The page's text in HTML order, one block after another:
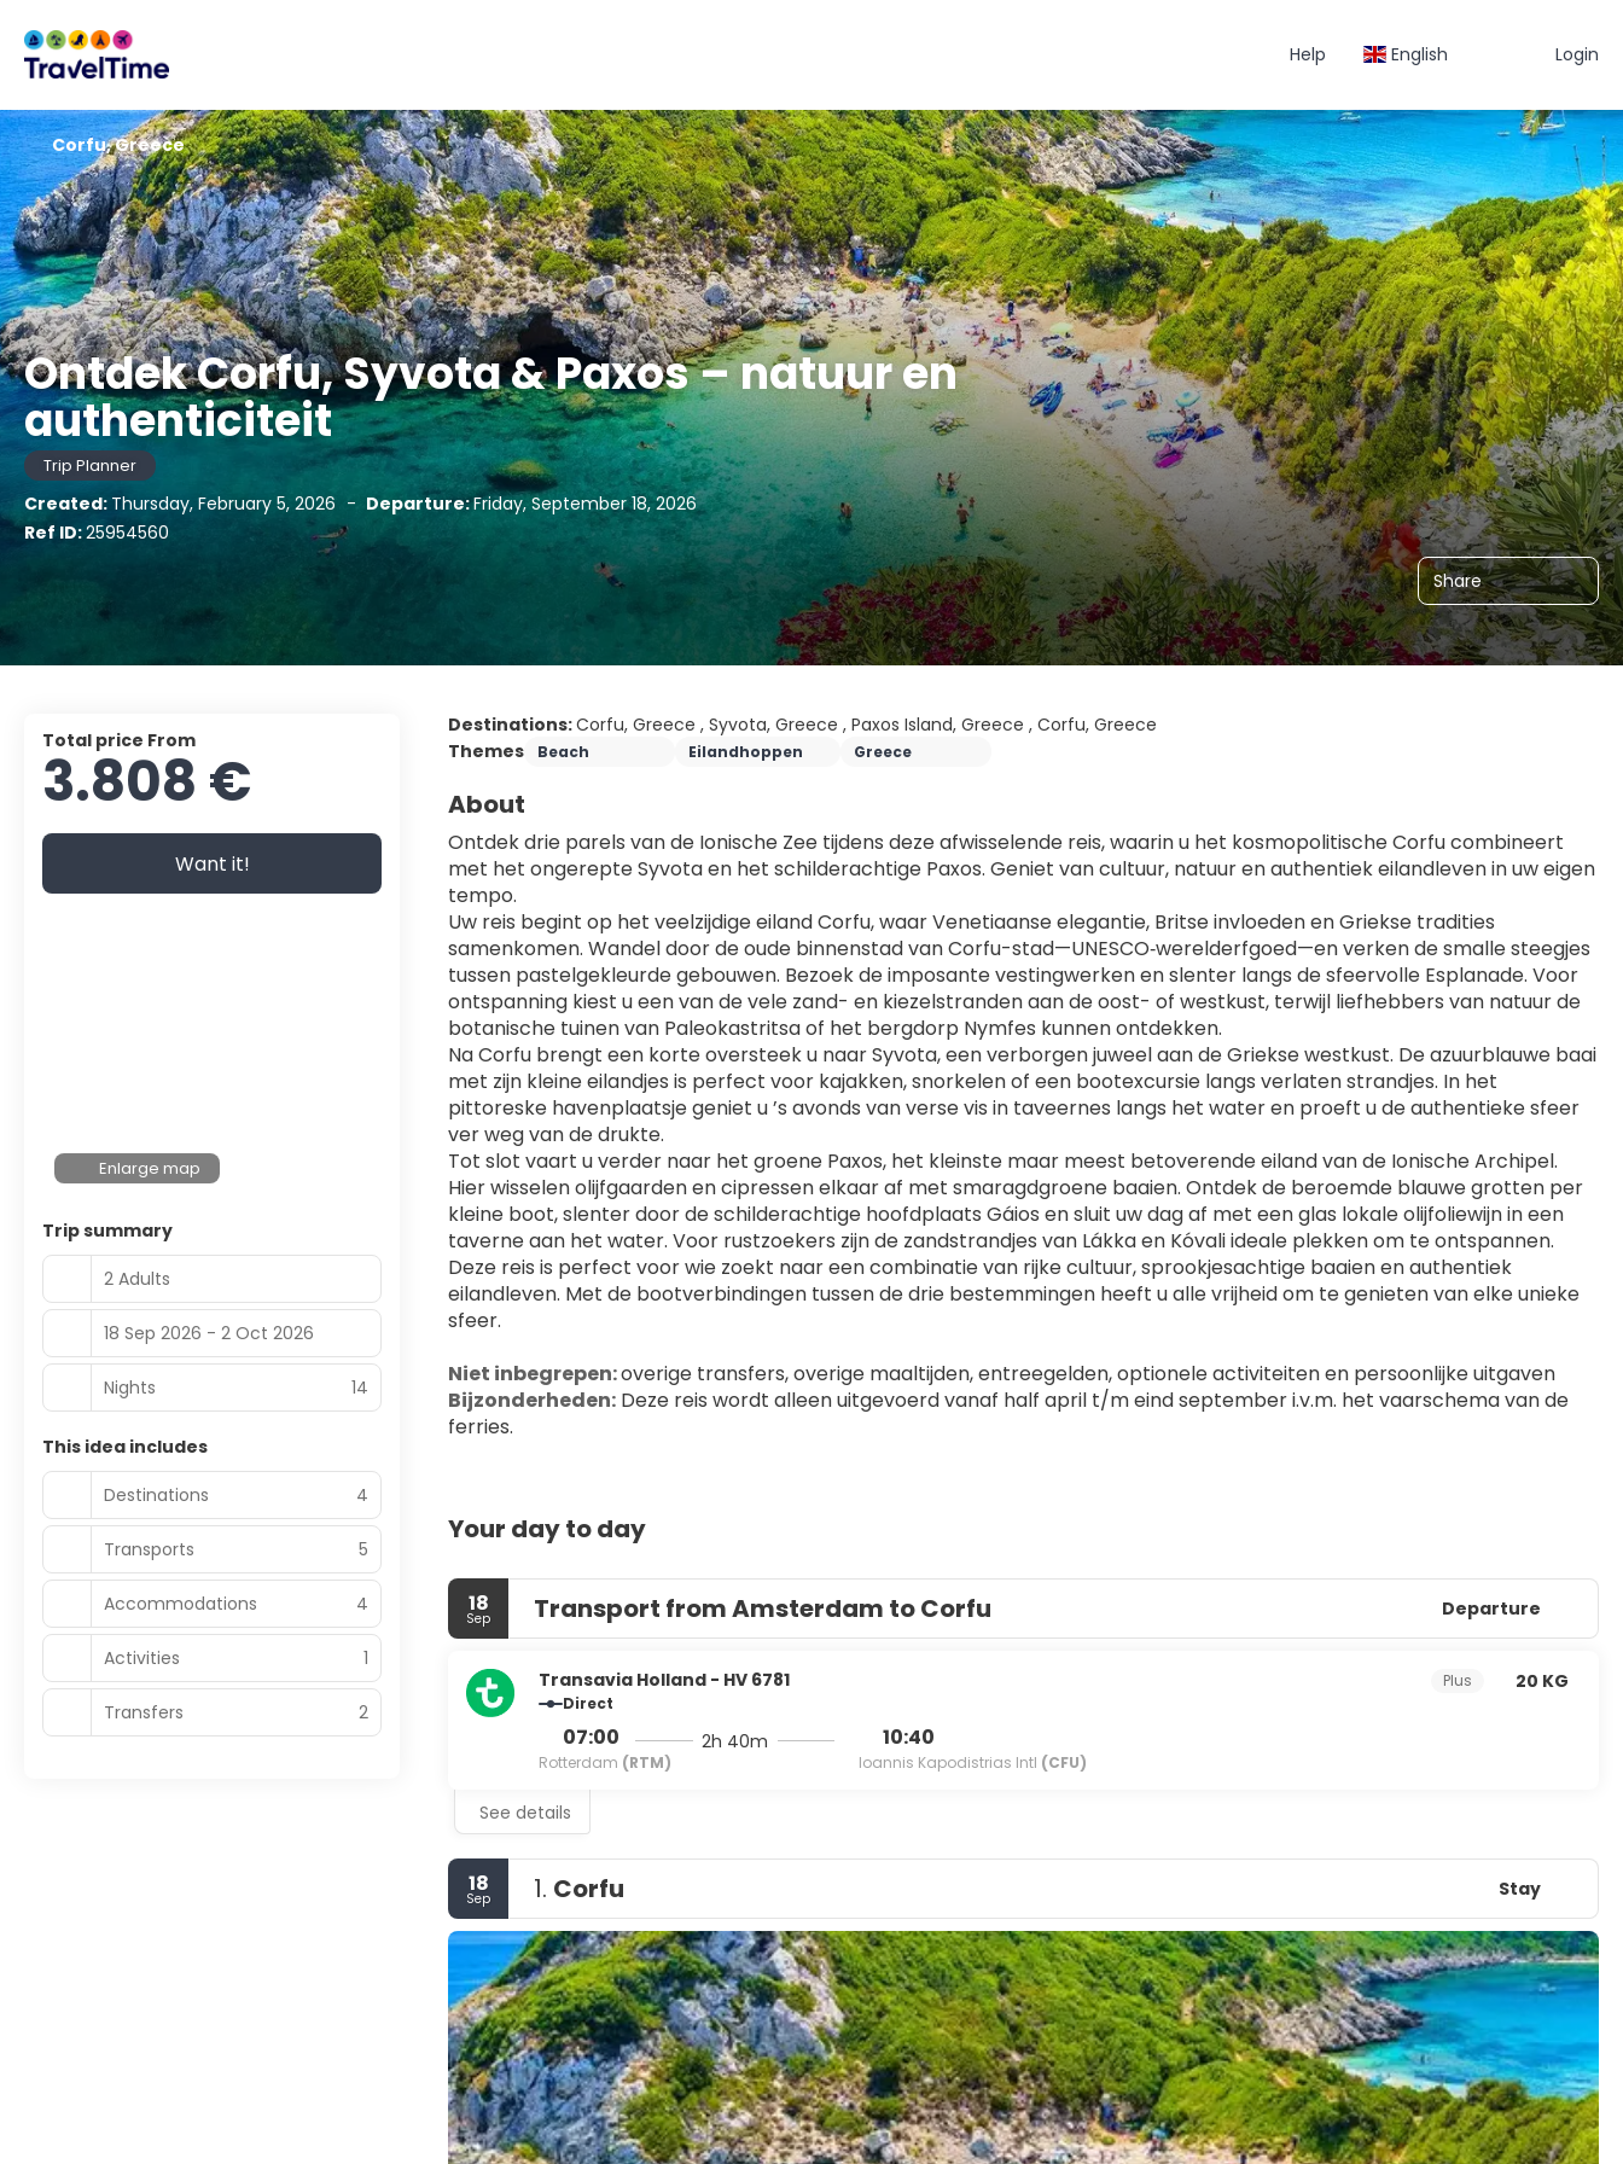
Help English Login
Ontdek Corfu, Syvota & Paxos – natuur en
authenticiteit
Trip Planner
Created: Thursday, February 5, 2026 - Departure:Friday, September 18, 2026
Ref ID:25954560
Share
Corfu, Greece
Destinations:Corfu, Greece , Syvota, Greece , Paxos Island, Greece , Corfu, Greece
Themes
Beach Eilandhoppen Greece
About
Ontdek drie parels van de Ionische Zee tijdens deze afwisselende reis, waarin u het kosmopolitische Corfu combineert
met het ongerepte Syvota en het schilderachtige Paxos. Geniet van cultuur, natuur en authentiek eilandleven in uw eigen
tempo.
Uw reis begint op het veelzijdige eiland Corfu, waar Venetiaanse elegantie, Britse invloeden en Griekse tradities
samenkomen. Wandel door de oude binnenstad van Corfu-stad—UNESCO‑werelderfgoed—en verken de smalle steegjes
tussen pastelgekleurde gebouwen. Bezoek de imposante vestingwerken en slenter langs de sfeervolle Esplanade. Voor
ontspanning kiest u een van de vele zand- en kiezelstranden aan de oost- of westkust, terwijl liefhebbers van natuur de
botanische tuinen van Paleokastritsa of het bergdorp Nymfes kunnen ontdekken.
Na Corfu brengt een korte oversteek u naar Syvota, een verborgen juweel aan de Griekse westkust. De azuurblauwe baai
met zijn kleine eilandjes is perfect voor kajakken, snorkelen of een bootexcursie langs verlaten strandjes. In het
pittoreske havenplaatsje geniet u ’s avonds van verse vis in taveernes langs het water en proeft u de authentieke sfeer
ver weg van de drukte.
Tot slot vaart u verder naar het groene Paxos, het kleinste maar meest betoverende eiland van de Ionische Archipel.
Hier wisselen olijfgaarden en cipressen elkaar af met smaragdgroene baaien. Ontdek de beroemde blauwe grotten per
kleine boot, slenter door de schilderachtige hoofdplaats Gáios en sluit uw dag af met een glas lokale olijfoliewijn in een
taverne aan het water. Voor rustzoekers zijn de zandstrandjes van Lákka en Kóvali ideale plekken om te ontspannen.
Deze reis is perfect voor wie zoekt naar een combinatie van rijke cultuur, sprookjesachtige baaien en authentiek
eilandleven. Met de bootverbindingen tussen de drie bestemmingen heeft u alle vrijheid om te genieten van elke unieke
sfeer.
Niet inbegrepen: overige transfers, overige maaltijden, entreegelden, optionele activiteiten en persoonlijke uitgaven
Bijzonderheden: Deze reis wordt alleen uitgevoerd vanaf half april t/m eind september i.v.m. het vaarschema van de
ferries.
Your day to day
18
Sep Transport from Amsterdam to Corfu Departure
Transavia Holland - HV 6781
Direct
07:00
Rotterdam (RTM)
2h 40m 10:40
Ioannis Kapodistrias Intl (CFU)
Plus 20 KG
See details
18
Sep 1. Corfu Stay
Total price From
3.808 €
Want it!
Enlarge map
Trip summary
2 Adults
18 Sep 2026 - 2 Oct 2026
Nights 14
This idea includes
Destinations
4
Transports 5
Accommodations 4
Activities 1
Transfers 2